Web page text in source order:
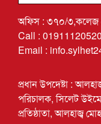
অফিস : ৩৭০/৩,কলেজ
Call : 01911120520
Email :
প্রধান উপদেষ্টা :
পরিচালক, সিলেট
প্রতিষ্ঠাতা, আলহাজ্ব